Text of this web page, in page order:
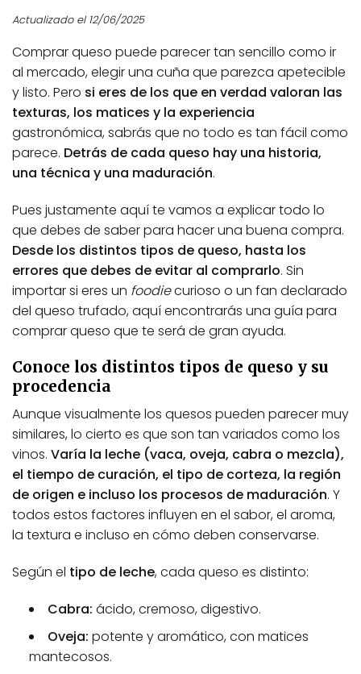
Actualizado el 12/06/2025
Comprar queso puede parecer tan sencillo como ir
al mercado, elegir una cuña que parezca apetecible
y listo. Pero si eres de los que en verdad valoran las
texturas, los matices y la experiencia
gastronómica, sabrás que no todo es tan fácil como
parece. Detrás de cada queso hay una historia,
una técnica y una maduración.
Pues justamente aquí te vamos a explicar todo lo
que debes de saber para hacer una buena compra.
Desde los distintos tipos de queso, hasta los
errores que debes de evitar al comprarlo. Sin
importar si eres un foodiecurioso o un fan declarado
del queso trufado, aquí encontrarás una guía para
comprar queso que te será de gran ayuda.
Conoce los distintos tipos de queso y su
procedencia
Aunque visualmente los quesos pueden parecer muy
similares, lo cierto es que son tan variados como los
vinos. Varía la leche (vaca, oveja, cabra o mezcla),
el tiempo de curación, el tipo de corteza, la región
de origen e incluso los procesos de maduración. Y
todos estos factores influyen en el sabor, el aroma,
la textura e incluso en cómo deben conservarse.
Según el tipo de leche, cada queso es distinto:
Cabra: ácido, cremoso, digestivo.
Oveja: potente y aromático, con matices
mantecosos.